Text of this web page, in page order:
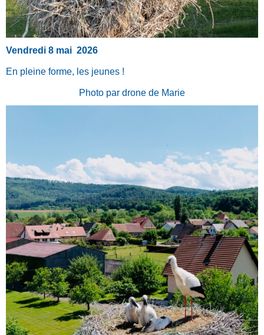
Vendredi 8 mai 2026
En pleine forme, les jeunes !
Photo par drone de Marie